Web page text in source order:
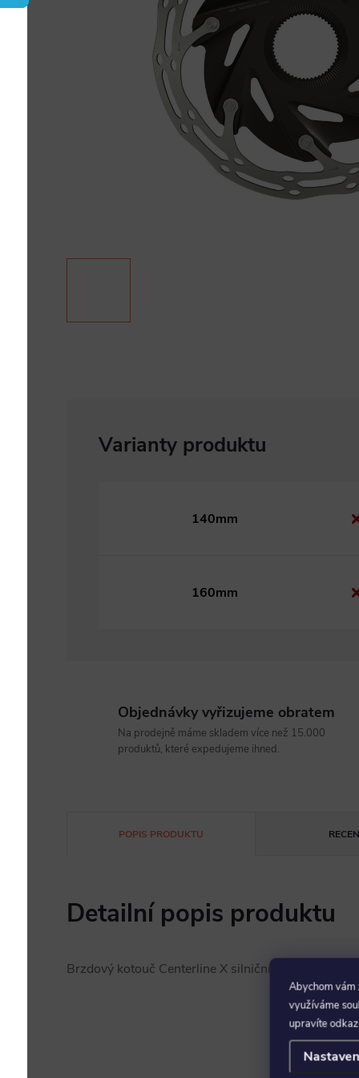
Abychom vám
využíváme
upravíte
140mm
160mm
Objednávky vyřizujeme obratem
Na prodejně máme skladem více než 15.000
produktů, které expedujeme ihned.
POPIS PRODUKTU
Detailní popis produktu
Brzdový kotouč Centerline X silniční 2 Piece